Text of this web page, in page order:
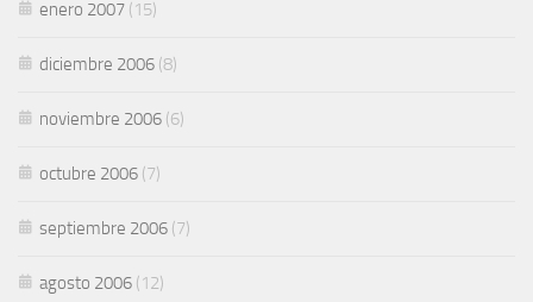
enero 2007 (15)
diciembre 2006 (8)
noviembre 2006 (6)
octubre 2006 (7)
septiembre 2006 (7)
agosto 2006 (12)